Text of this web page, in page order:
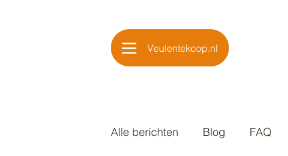
Veulentekoop.nl
Alle berichten Blog FAQ